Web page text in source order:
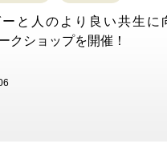
ーと人のより良い共生に
クショップを開催！